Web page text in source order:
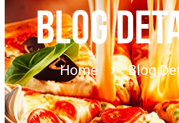
BLOG
Home Blog